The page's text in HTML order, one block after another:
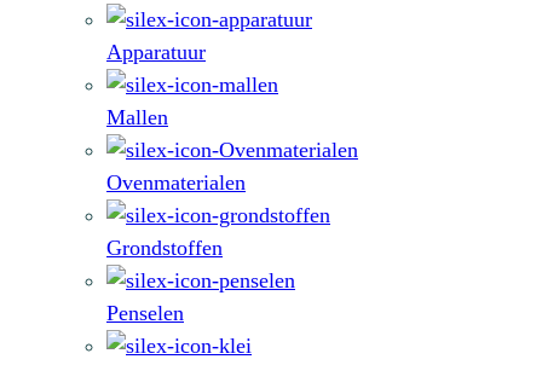
Apparatuur
Mallen
Ovenmaterialen
Grondstoffen
Penselen